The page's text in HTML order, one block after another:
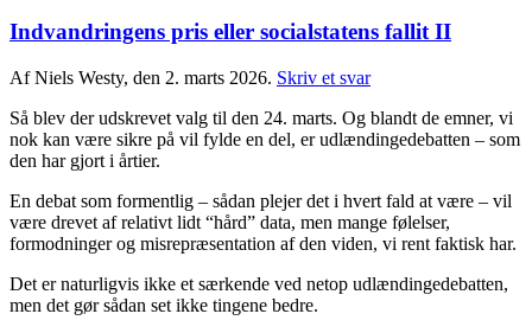
Indvandringens pris eller socialstatens fallit II
Af Niels Westy, den 2. marts 2026. Skriv et svar
Så blev der udskrevet valg til den 24. marts. Og blandt de emner, vi
nok kan være sikre på vil fylde en del, er udlændingedebatten – som
den har gjort i årtier.
En debat som formentlig – sådan plejer det i hvert fald at være – vil
være drevet af relativt lidt “hård” data, men mange følelser,
formodninger og misrepræsentation af den viden, vi rent faktisk har.
Det er naturligvis ikke et særkende ved netop udlændingedebatten,
men det gør sådan set ikke tingene bedre.